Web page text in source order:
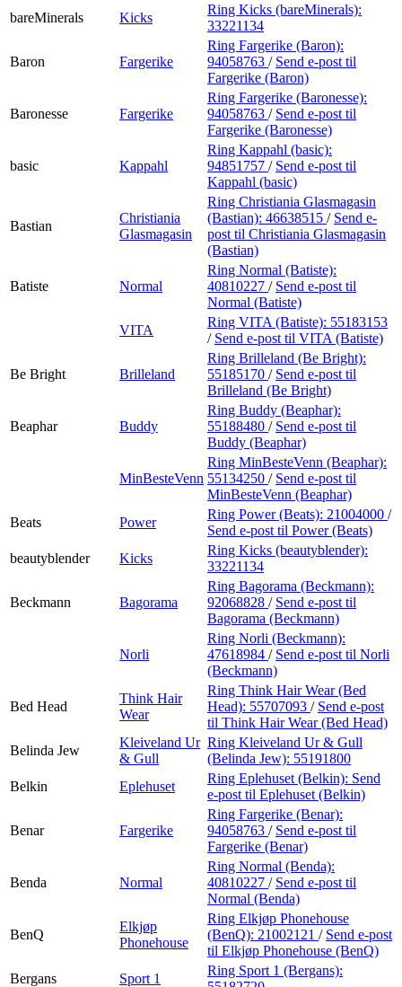
bareMinerals
Kicks
Ring Kicks (bareMinerals):
33221134
Baron Fargerike
Ring Fargerike (Baron):
94058763 / Send e-post til
Fargerike (Baron)
Baronesse Fargerike
Ring Fargerike (Baronesse):
94058763 / Send e-post til
Fargerike (Baronesse)
basic Kappahl
Ring Kappahl (basic):
94851757 / Send e-post til
Kappahl (basic)
Bastian
Christiania
Glasmagasin
Ring Christiania Glasmagasin
(Bastian): 46638515 / Send e-
post til Christiania Glasmagasin
(Bastian)
Batiste Normal
Ring Normal (Batiste):
40810227 / Send e-post til
Normal (Batiste)
VITA
Ring VITA (Batiste): 55183153
/ Send e-post til VITA (Batiste)
Be Bright Brilleland
Ring Brilleland (Be Bright):
55185170 / Send e-post til
Brilleland (Be Bright)
Beaphar Buddy
Ring Buddy (Beaphar):
55188480 / Send e-post til
Buddy (Beaphar)
MinBesteVenn
Ring MinBesteVenn (Beaphar):
55134250 / Send e-post til
MinBesteVenn (Beaphar)
Beats
Power
Ring Power (Beats): 21004000 /
Send e-post til Power (Beats)
beautyblender
Kicks
Ring Kicks (beautyblender):
33221134
Beckmann Bagorama
Ring Bagorama (Beckmann):
92068828 / Send e-post til
Bagorama (Beckmann)
Norli
Ring Norli (Beckmann):
47618984 / Send e-post til Norli
(Beckmann)
Bed Head
Think Hair
Wear
Ring Think Hair Wear (Bed
Head): 55707093 / Send e-post
til Think Hair Wear (Bed Head)
Belinda Jew
Kleiveland Ur
& Gull
Ring Kleiveland Ur & Gull
(Belinda Jew): 55191800
Belkin
Eplehuset
Ring Eplehuset (Belkin): Send
e-post til Eplehuset (Belkin)
Benar Fargerike
Ring Fargerike (Benar):
94058763 / Send e-post til
Fargerike (Benar)
Benda Normal
Ring Normal (Benda):
40810227 / Send e-post til
Normal (Benda)
BenQ
Elkjøp
Phonehouse
Ring Elkjøp Phonehouse
(BenQ): 21002121 / Send e-post
til Elkjøp Phonehouse (BenQ)
Bergans
Sport 1
Ring Sport 1 (Bergans):